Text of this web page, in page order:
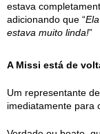
estava
adicionando que “
estava muito linda!”
A Missi está de
Um representante
imediatamente para